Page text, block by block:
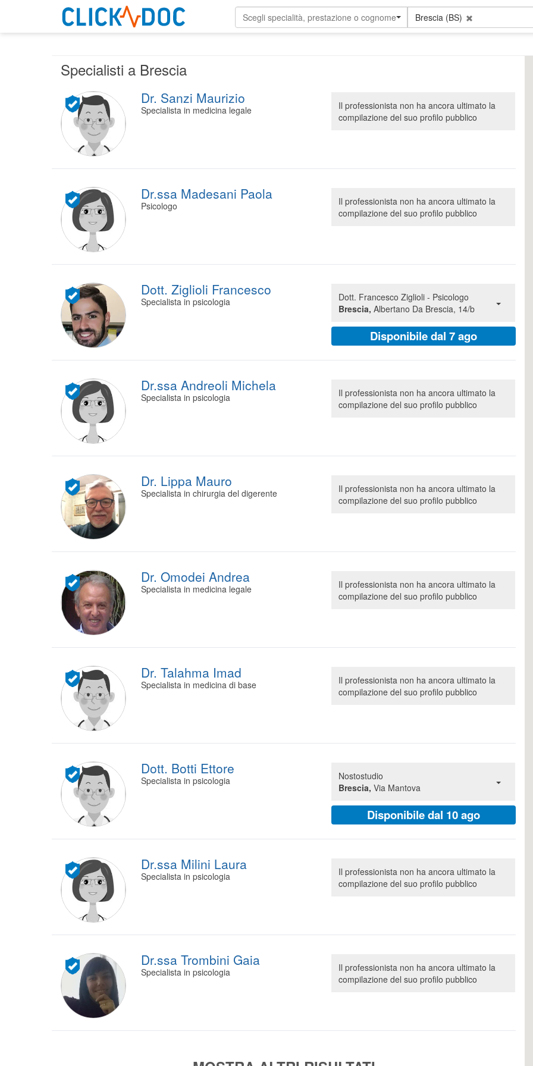
Scegli specialità, prestazione o cognome Brescia (BS)
Specialisti a Brescia
Dr. Sanzi Maurizio
Specialista in medicina legale
Il professionista non ha ancora ultimato la
compilazione del suo profilo pubblico
Dr.ssa Madesani Paola
Psicologo
Il professionista non ha ancora ultimato la
compilazione del suo profilo pubblico
Dott. Ziglioli Francesco
Specialista in psicologia
Dott. Francesco Ziglioli - Psicologo
Brescia, Albertano Da Brescia, 14/b
Disponibile dal 7 ago
Dr.ssa Andreoli Michela
Specialista in psicologia
Il professionista non ha ancora ultimato la
compilazione del suo profilo pubblico
Dr. Lippa Mauro
Specialista in chirurgia del digerente
Il professionista non ha ancora ultimato la
compilazione del suo profilo pubblico
Dr. Omodei Andrea
Specialista in medicina legale
Il professionista non ha ancora ultimato la
compilazione del suo profilo pubblico
Dr. Talahma Imad
Specialista in medicina di base
Il professionista non ha ancora ultimato la
compilazione del suo profilo pubblico
Dott. Botti Ettore
Specialista in psicologia
Nostostudio
Brescia, Via Mantova
Disponibile dal 10 ago
Dr.ssa Milini Laura
Specialista in psicologia
Il professionista non ha ancora ultimato la
compilazione del suo profilo pubblico
Dr.ssa Trombini Gaia
Specialista in psicologia
Il professionista non ha ancora ultimato la
compilazione del suo profilo pubblico